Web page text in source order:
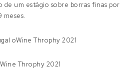
de um estágio sobre borras finas por
meses.
oWine Throphy 2021
Throphy 2021